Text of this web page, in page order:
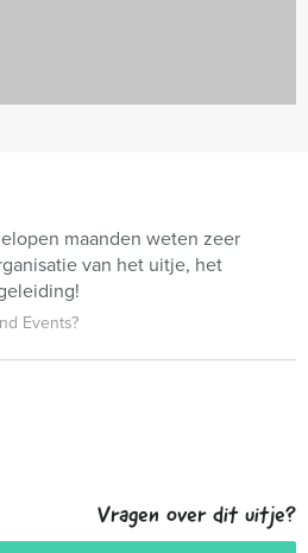
maanden weten zeer
van het uitje, het
Events?
Vragen over dit uitje?